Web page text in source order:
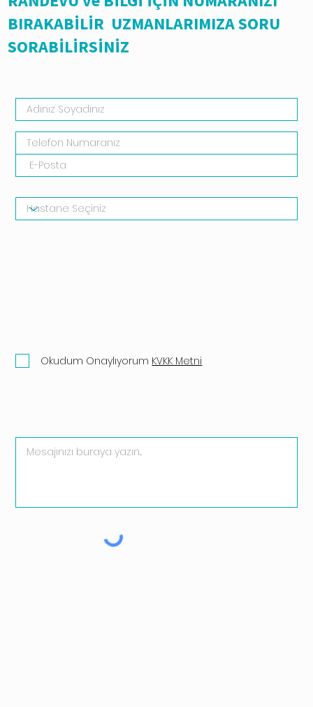
BIRAKABİLİR UZMANLARIMIZA SORU
SORABİLİRSİNİZ
Okudum Onaylıyorum KVKK Metni